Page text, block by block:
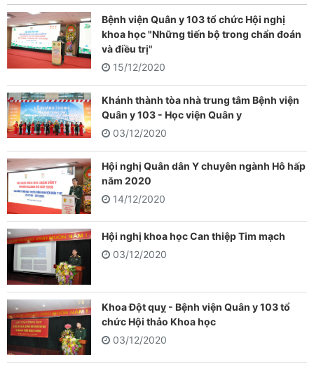
Bệnh viện Quân y 103 tổ chức Hội nghị
khoa học "Những tiến bộ trong chẩn đoán
và điều trị"
15/12/2020
Khánh thành tòa nhà trung tâm Bệnh viện
Quân y 103 - Học viện Quân y
03/12/2020
Hội nghị Quân dân Y chuyên ngành Hô hấp
năm 2020
14/12/2020
Hội nghị khoa học Can thiệp Tim mạch
03/12/2020
Khoa Đột quỵ - Bệnh viện Quân y 103 tổ
chức Hội thảo Khoa học
03/12/2020